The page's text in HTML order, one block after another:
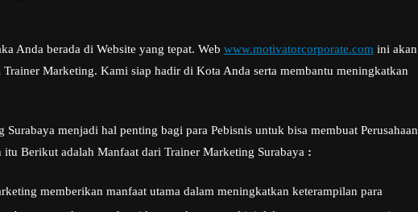
Anda berada di Website yang tepat. Web www.motivatorcorporate.com ini akan
Marketing. Kami siap hadir di Kota Anda serta membantu meningkatkan
menjadi hal penting bagi para Pebisnis untuk bisa membuat Perusahaan
Berikut adalah Manfaat dari Trainer Marketing Surabaya :
memberikan manfaat utama dalam meningkatkan keterampilan para